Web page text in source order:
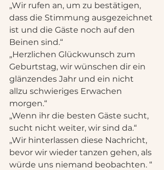
„Wir rufen an, um zu bestätigen,
dass die Stimmung ausgezeichnet
ist und die Gäste noch auf den
Beinen sind.“
„Herzlichen Glückwunsch zum
Geburtstag, wir wünschen dir ein
glänzendes Jahr und ein nicht
allzu schwieriges Erwachen
morgen.“
„Wenn ihr die besten Gäste sucht,
sucht nicht weiter, wir sind da.“
„Wir hinterlassen diese Nachricht,
bevor wir wieder tanzen gehen, als
würde uns niemand beobachten. “